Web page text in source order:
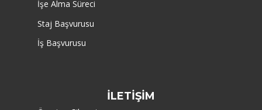
İşe Alma Süreci
Staj Başvurusu
İş Başvurusu
İLETİŞİM